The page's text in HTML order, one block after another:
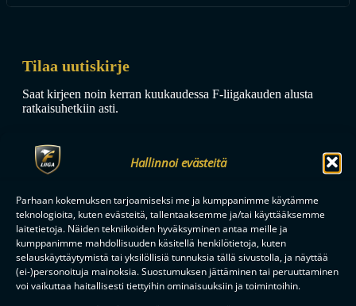
Hallinnoi evästeitä
Parhaan kokemuksen tarjoamiseksi me ja kumppanimme käytämme
teknologioita, kuten evästeitä, tallentaaksemme ja/tai käyttääksemme
laitetietoja. Näiden tekniikoiden hyväksyminen antaa meille ja
kumppanimme mahdollisuuden käsitellä henkilötietoja, kuten
selauskäyttäytymistä tai yksilöllisiä tunnuksia tällä sivustolla, ja näyttää
(ei-)personoituja mainoksia. Suostumuksen jättäminen tai peruuttaminen
voi vaikuttaa haitallisesti tiettyihin ominaisuuksiin ja toimintoihin.
Tilaa uutiskirje
Saat kirjeen noin kerran kuukaudessa F-liigakauden alusta
ratkaisuhetkiin asti.
TILAA
F-LIIGANKUMPPANIT